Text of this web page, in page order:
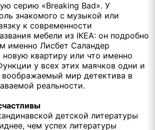
серию «Breaking Bad». У
знакомого с музыкой или
к современности
мебели из IKEA: он подробно
именно Лисбет Саландер
квартиру или что именно
у всех этих маячков одни и
воображаемый мир детектива в
реальности.
детской литературы
чем успех литературы